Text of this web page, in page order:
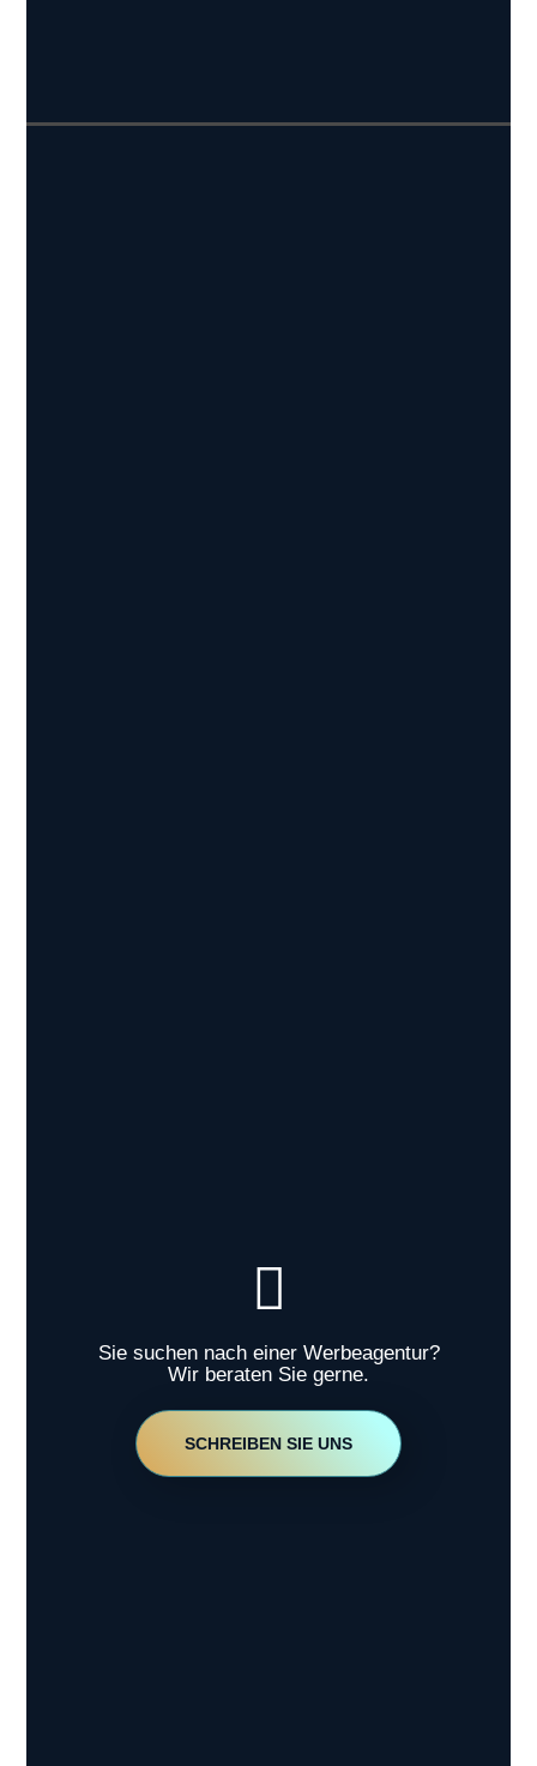
Sie suchen nach einer Werbeagentur?
Wir beraten Sie gerne.
SCHREIBEN SIE UNS